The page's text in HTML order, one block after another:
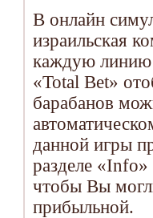
В онлайн
израильская
каждую линию
«Total Bet»
барабанов
данной игры
разделе
чтобы Вы
прибыльной.